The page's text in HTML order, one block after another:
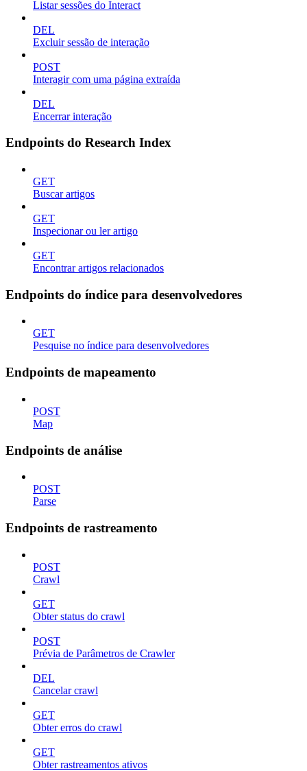
Listar sessões do Interact
DEL
Excluir sessão de interação
POST
Interagir com uma página extraída
DEL
Encerrar interação
Endpoints do Research Index
GET
Buscar artigos
GET
Inspecionar ou ler artigo
GET
Encontrar artigos relacionados
Endpoints do índice para desenvolvedores
GET
Pesquise no índice para desenvolvedores
Endpoints de mapeamento
POST
Map
Endpoints de análise
POST
Parse
Endpoints de rastreamento
POST
Crawl
GET
Obter status do crawl
POST
Prévia de Parâmetros de Crawler
DEL
Cancelar crawl
GET
Obter erros do crawl
GET
Obter rastreamentos ativos